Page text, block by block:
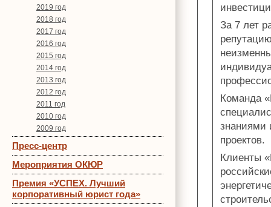
2019 год
2018 год
2017 год
2016 год
2015 год
2014 год
2013 год
2012 год
2011 год
2010 год
2009 год
Пресс-центр
Мероприятия ОКЮР
Премия «УСПЕХ. Лучший
корпоративный юрист года»
За 7 лет
Команда
знаниями
проектов.
Клиенты